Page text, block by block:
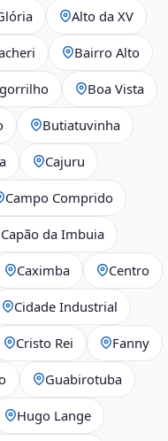
Alto da XV
Bairro Alto
Boa Vista
Butiatuvinha
Cajuru
Campo Comprido
Capão da Imbuia
Caximba Centro
Cidade Industrial
Cristo Rei Fanny
Guabirotuba
Hugo Lange